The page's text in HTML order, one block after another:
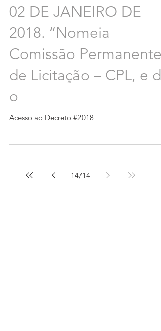
02 DE JANEIRO DE
2018. ‘‘Nomeia
Comissão Permanente
de Licitação – CPL, e dá
o
Acesso ao Decreto #2018
14/14